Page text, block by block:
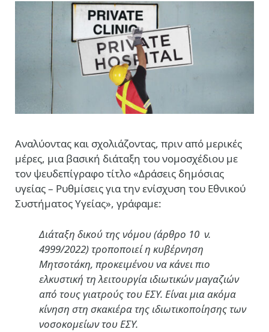
Αναλύοντας και σχολιάζοντας, πριν από μερικές
μέρες, μια βασική διάταξη του νομοσχέδιου με
τον ψευδεπίγραφο τίτλο«Δράσεις δημόσιας
υγείας – Ρυθμίσεις για την ενίσχυση του Εθνικού
Συστήματος Υγείας», γράφαμε:
Διάταξη δικού της νόμου (άρθρο 10 ν.
4999/2022) τροποποιεί η κυβέρνηση
Μητσοτάκη, προκειμένου να κάνει πιο
ελκυστική τη λειτουργία ιδιωτικών μαγαζιών
από τους γιατρούς του ΕΣΥ. Είναι μια ακόμα
κίνηση στη σκακιέρα της ιδιωτικοποίησης των
νοσοκομείων του ΕΣΥ.